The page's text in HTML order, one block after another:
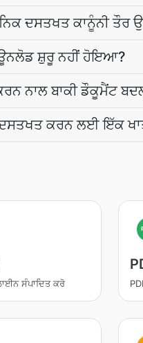
ਦਸਤਖਤ ਕਾਨੂੰਨੀ ਤੌਰ
ਸ਼ੁਰੂ ਨਹੀਂ ਹੋਇਆ?
ਨਾਲ ਬਾਕੀ ਡੌਕੂਮੈਂਟ
ਕਰਨ ਲਈ ਇੱਕ
ਸੰਪਾਦਿਤ ਕਰੋ